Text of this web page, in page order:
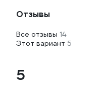
Отзывы
Все отзывы 14
Этот вариант 5
5